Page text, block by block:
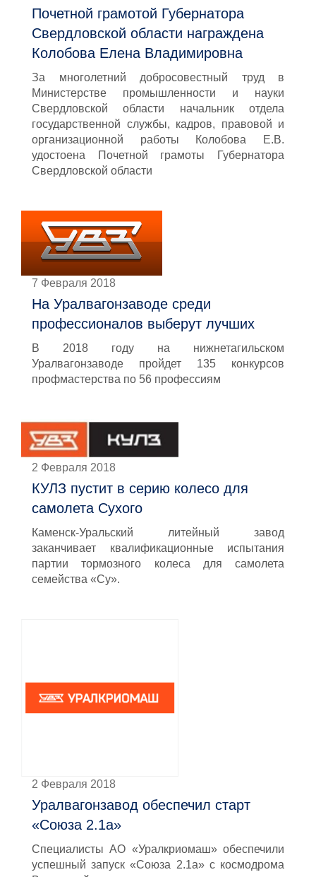
Почетной грамотой Губернатора
Свердловской области награждена
Колобова Елена Владимировна
За многолетний добросовестный труд в
Министерстве промышленности и науки
Свердловской области начальник отдела
государственной службы, кадров, правовой и
организационной работы Колобова Е.В.
удостоена Почетной грамоты Губернатора
Свердловской области
7 Февраля 2018
На Уралвагонзаводе среди
профессионалов выберут лучших
В 2018 году на нижнетагильском
Уралвагонзаводе пройдет 135 конкурсов
профмастерства по 56 профессиям
2 Февраля 2018
КУЛЗ пустит в серию колесо для
самолета Сухого
Каменск-Уральский литейный завод
заканчивает квалификационные испытания
партии тормозного колеса для самолета
семейства «Су».
2 Февраля 2018
Уралвагонзавод обеспечил старт
«Союза 2.1а»
Специалисты АО «Уралкриомаш» обеспечили
успешный запуск «Союза 2.1а» с космодрома